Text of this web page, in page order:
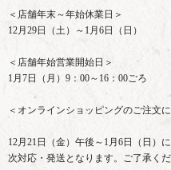
＜店舗年末～年始休業日＞
12月29日（土）～1月6日（日）
＜店舗年始営業開始日＞
1月7日（月）9：00～16：00ごろ
＜オンラインショッピングのご注文
12月21日（金）午後～1月6日（日）
次対応・発送となります。ご了承くだ